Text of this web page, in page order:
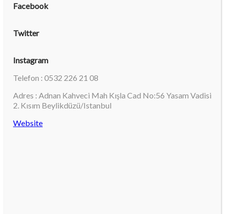
Facebook
Twitter
Instagram
Telefon : 0532 226 21 08
Adres : Adnan Kahveci Mah Kışla Cad No:56 Yasam Vadisi
2. Kısım Beylikdüzü/Istanbul
Website